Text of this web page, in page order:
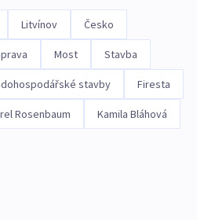
Litvínov Česko
Most Stavba
stavby Firesta
Rosenbaum Kamila Bláhová